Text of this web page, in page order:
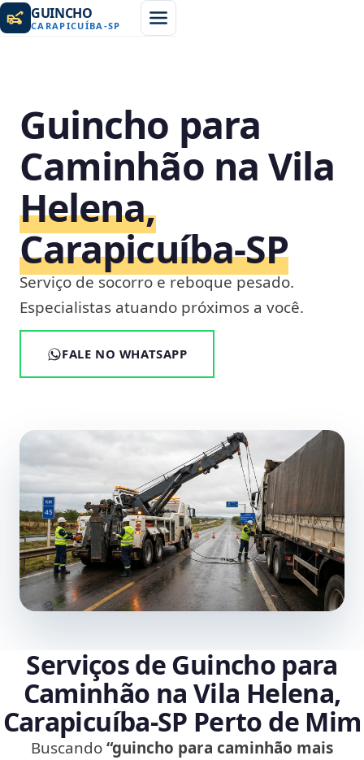
GUINCHO
CARAPICUÍBA -SP
Guincho para
Caminhão na Vila
Helena,
Carapicuíba‑SP
Serviço de socorro e reboque pesado.
Especialistas atuando próximos a você.
FALE NO WHATSAPP
Serviços de Guincho para
Caminhão na Vila Helena,
Carapicuíba‑SP Perto de Mim
Buscando“guincho para caminhão mais